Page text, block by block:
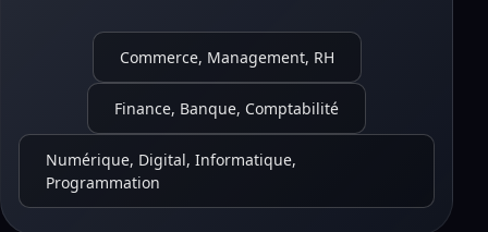
Commerce, Management, RH
Finance, Banque, Comptabilité
Numérique, Digital, Informatique,
Programmation